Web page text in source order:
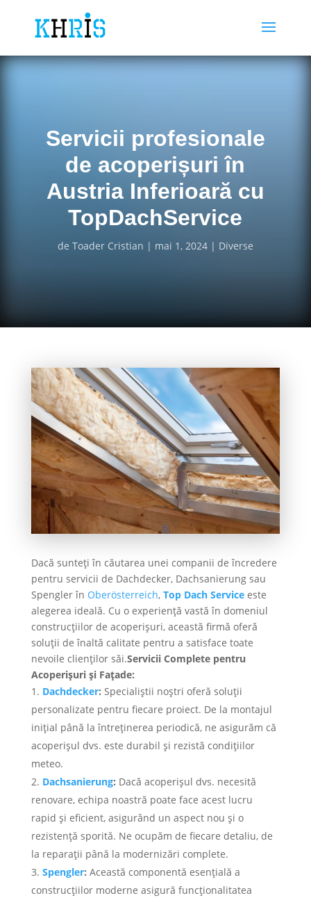
Servicii profesionale
de acoperișuri în
Austria Inferioară cu
TopDachService
de Toader Cristian mai 1, 2024 Diverse
Dacă sunteți în căutarea unei companii de încredere
pentru servicii de Dachdecker, Dachsanierung sau
Spengler în Oberösterreich, Top Dach Serviceeste
alegerea ideală. Cu o experiență vastă în domeniul
construcțiilor de acoperișuri, această firmă oferă
soluții de înaltă calitate pentru a satisface toate
nevoile clienților săi.Servicii Complete pentru
Acoperișuri și Fațade:
Dachdecker: Specialiștii noștri oferă soluții
personalizate pentru fiecare proiect. De la montajul
inițial până la întreținerea periodică, ne asigurăm că
acoperișul dvs. este durabil și rezistă condițiilor
meteo.
Dachsanierung: Dacă acoperișul dvs. necesită
renovare, echipa noastră poate face acest lucru
rapid și eficient, asigurând un aspect nou și o
rezistență sporită. Ne ocupăm de fiecare detaliu, de
la reparații până la modernizări complete.
Spengler: Această componentă esențială a
construcțiilor moderne asigură funcționalitatea